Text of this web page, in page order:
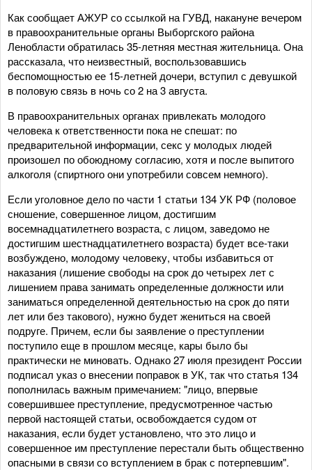
Как сообщает АЖУР со ссылкой на ГУВД, накануне вечером
в правоохранительные органы Выборгского района
Ленобласти обратилась 35-летняя местная жительница. Она
рассказала, что неизвестный, воспользовавшись
беспомощностью ее 15-летней дочери, вступил с девушкой
в половую связь в ночь со 2 на 3 августа.
В правоохранительных органах привлекать молодого
человека к ответственности пока не спешат: по
предварительной информации, секс у молодых людей
произошел по обоюдному согласию, хотя и после выпитого
алкоголя (спиртного они употребили совсем немного).
Если уголовное дело по части 1 статьи 134 УК РФ (половое
сношение, совершенное лицом, достигшим
восемнадцатилетнего возраста, с лицом, заведомо не
достигшим шестнадцатилетнего возраста) будет все-таки
возбуждено, молодому человеку, чтобы избавиться от
наказания (лишение свободы на срок до четырех лет с
лишением права занимать определенные должности или
заниматься определенной деятельностью на срок до пяти
лет или без такового), нужно будет жениться на своей
подруге. Причем, если бы заявление о преступлении
поступило еще в прошлом месяце, кары было бы
практически не миновать. Однако 27 июля президент России
подписал указ о внесении поправок в УК, так что статья 134
пополнилась важным примечанием: "лицо, впервые
совершившее преступление, предусмотренное частью
первой настоящей статьи, освобождается судом от
наказания, если будет установлено, что это лицо и
совершенное им преступление перестали быть общественно
опасными в связи со вступлением в брак с потерпевшим".